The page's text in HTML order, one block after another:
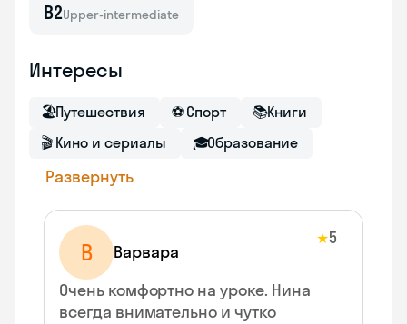
B2Upper-intermediate
Интересы
🏖Путешествия ⚽ Спорт 📚Книги
🎬 Кино и сериалы 🎓Образование
Развернуть
В Варвара
★5
Очень комфортно на уроке. Нина
всегда внимательно и чутко